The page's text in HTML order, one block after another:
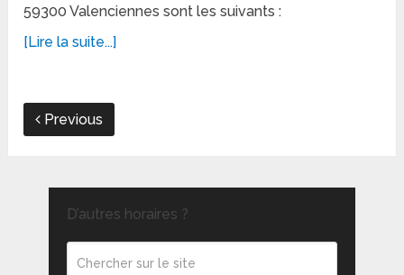
59300 Valenciennes sont les suivants :
[Lire la suite...]
Previous
D’autres horaires ?